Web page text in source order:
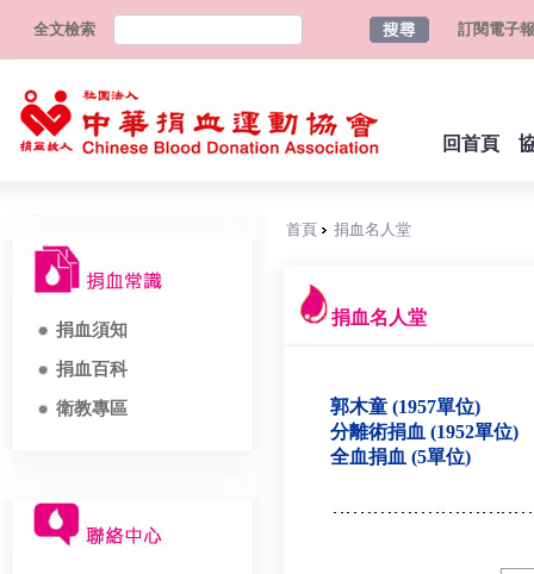
全文檢索 訂閱電子報
回首頁
捐血須知
捐血百科
衛教專區
首頁 捐血名人堂
捐血名人堂
郭木童 (1957單位)
分離術捐血 (1952單位)
全血捐血 (5單位)